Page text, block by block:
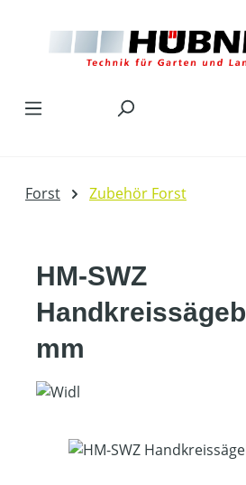
Forst Zubehör Forst
HM-SWZ
mm
Bildergalerie überspringen